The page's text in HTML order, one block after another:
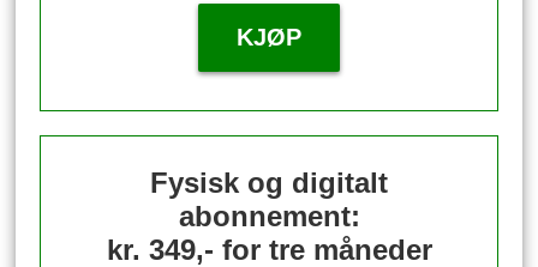
KJØP
Fysisk og digitalt
abonnement:
kr. 349,- for tre måneder